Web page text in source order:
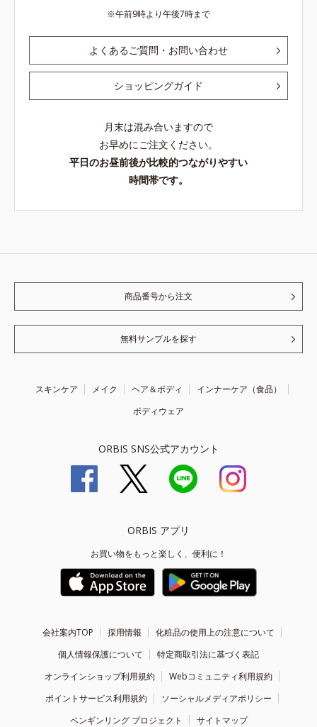
午前9時より午後7時まで
よくあるご質問・お問い合わせ
ショッピングガイド
月末は混み合いますので
お早めにご注文ください。
平日のお昼前後が比較的つながりやすい
時間帯です。
商品番号から注文
無料サンプルを探す
スキンケア メイク ヘア＆ボディ
インナーケア（食品）
ボディウェア
ORBIS SNS公式アカウント
ORBIS アプリ
お買い物をもっと楽しく、便利に！
会社案内TOP 採用情報
化粧品の使用上の注意について
個人情報保護について
特定商取引法に基づく表記
オンラインショップ利用規約
Webコミュニティ利用規約
ポイントサービス利用規約
ソーシャルメディアポリシー
ペンギンリング プロジェクト
サイトマップ